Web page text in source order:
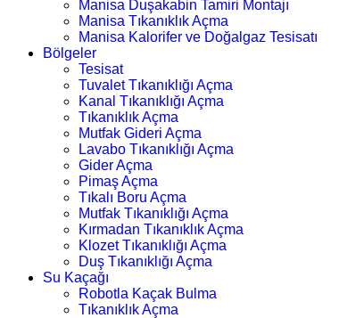
Manisa Duşakabin Tamiri Montajı
Manisa Tıkanıklık Açma
Manisa Kalorifer ve Doğalgaz Tesisatı
Bölgeler
Tesisat
Tuvalet Tıkanıklığı Açma
Kanal Tıkanıklığı Açma
Tıkanıklık Açma
Mutfak Gideri Açma
Lavabo Tıkanıklığı Açma
Gider Açma
Pimaş Açma
Tıkalı Boru Açma
Mutfak Tıkanıklığı Açma
Kırmadan Tıkanıklık Açma
Klozet Tıkanıklığı Açma
Duş Tıkanıklığı Açma
Su Kaçağı
Robotla Kaçak Bulma
Tıkanıklık Açma